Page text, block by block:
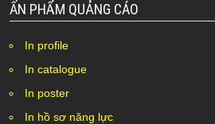
ẤN PHẨM QUẢNG CÁO
In profile
In catalogue
In poster
In hồ sơ năng lực